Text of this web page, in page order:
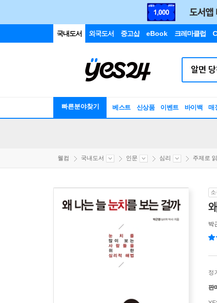
국내도서 외국도서 중고샵 eBook 크레마클럽
빠른분야찾기 베스트 신상품 이벤트 바이백 매
웰컴 국내도서 인문 심리 주제로
박
정
판